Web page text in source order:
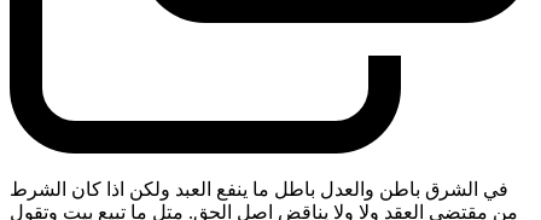
في الشرق باطن والعدل باطل ما ينفع العبد ولكن اذا كان الشرط
من مقتضي العقد ولا ولا يناقض اصل الحق. متل ما تبيع بيت وتقول